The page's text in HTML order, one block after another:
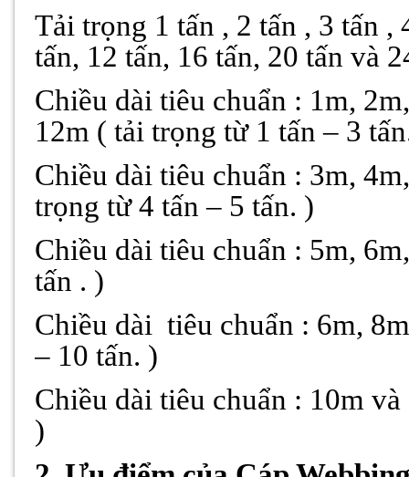
Tải trọng 1 tấn , 2 tấn , 3 tấn ,
tấn, 12 tấn, 16 tấn, 20 tấn và
Chiều dài tiêu chuẩn : 1m,
12m ( tải trọng từ 1 tấn – 3
Chiều dài tiêu chuẩn : 3m,
trọng từ 4 tấn – 5 tấn. )
Chiều dài tiêu chuẩn : 5m,
tấn . )
Chiều dài tiêu chuẩn : 6m,
– 10 tấn. )
Chiều dài tiêu chuẩn : 10m
)